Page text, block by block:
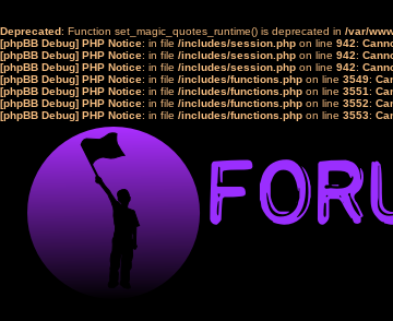
Deprecated: Function set_magic_quotes_runtime() is deprecated in /var/
[phpBB Debug] PHP Notice: in file /includes/session.php on line 942:
[phpBB Debug] PHP Notice: in file /includes/session.php on line 942:
[phpBB Debug] PHP Notice: in file /includes/session.php on line 942:
[phpBB Debug] PHP Notice: in file /includes/functions.php on line 3549:
[phpBB Debug] PHP Notice: in file /includes/functions.php on line 3551:
[phpBB Debug] PHP Notice: in file /includes/functions.php on line 3552:
[phpBB Debug] PHP Notice: in file /includes/functions.php on line 3553: